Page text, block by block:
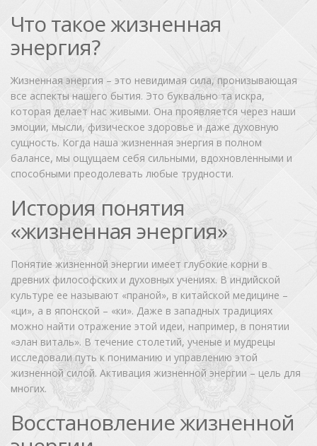
Что такое жизненная
энергия?
Жизненная энергия – это невидимая сила, пронизывающая
все аспекты нашего бытия. Это буквально та искра,
которая делает нас живыми. Она проявляется через наши
эмоции, мысли, физическое здоровье и даже духовную
сущность. Когда наша жизненная энергия в полном
балансе, мы ощущаем себя сильными, вдохновленными и
способными преодолевать любые трудности.
История понятия
«жизненная энергия»
Понятие жизненной энергии имеет глубокие корни в
древних философских и духовных учениях. В индийской
культуре ее называют «праной», в китайской медицине –
«ци», а в японской – «ки». Даже в западных традициях
можно найти отражение этой идеи, например, в понятии
«элан виталь». В течение столетий, ученые и мудрецы
исследовали путь к пониманию и управлению этой
жизненной силой. Активация жизненной энергии – цель для
многих.
Восстановление жизненной